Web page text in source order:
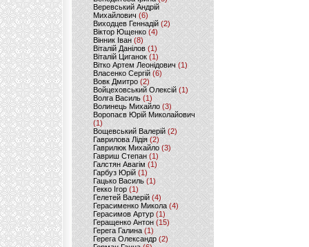
Веревський Андрій
Михайлович (6)
Виходцев Геннадій (2)
Віктор Ющенко (4)
Вінник Іван (8)
Віталій Данілов (1)
Віталій Циганок (1)
Вітко Артем Леонідович(1)
Власенко Сергій (6)
Вовк Дмитро(2)
Войцеховський Олексій(1)
Волга Василь (1)
Волинець Михайло (3)
Воропаєв Юрій Миколайович
(1)
Вощевський Валерій(2)
Гаврилова Лідія (2)
Гаврилюк Михайло (3)
Гавриш Степан (1)
Галстян Авагім (1)
Гарбуз Юрій (1)
Гацько Василь (1)
Гекко Ігор(1)
Гелетей Валерій (4)
Герасименко Микола (4)
Герасимов Артур (1)
Геращенко Антон(15)
Герега Галина (1)
Герега Олександр (2)